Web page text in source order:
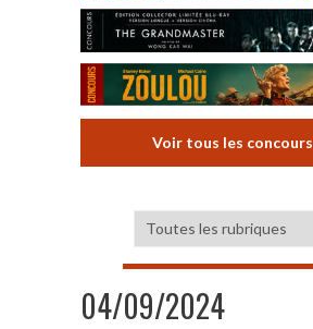
Voir tous les concours
04/09/2024